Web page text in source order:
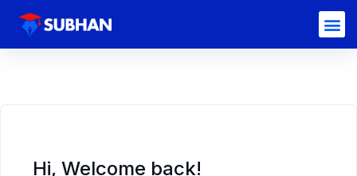
Hi, Welcome back!